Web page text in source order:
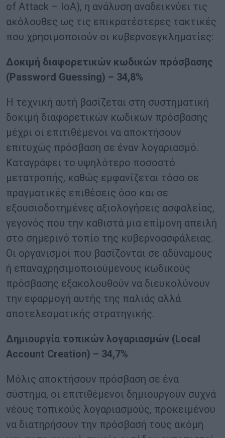
of Attack – IoA), η ανάλυση αναδεικνύει τις
ακόλουθες ως τις επικρατέστερες τακτικές
που χρησιμοποιούν οι κυβερνοεγκληματίες:
Δοκιμή διαφορετικών κωδικών πρόσβασης
(Password Guessing) – 34,8%
Η τεχνική αυτή βασίζεται στη συστηματική
δοκιμή διαφορετικών κωδικών πρόσβασης
μέχρι οι επιτιθέμενοι να αποκτήσουν
επιτυχώς πρόσβαση σε έναν λογαριασμό.
Καταγράφει το υψηλότερο ποσοστό
μετατροπής, καθώς εμφανίζεται τόσο σε
πραγματικές επιθέσεις όσο και σε
εξουσιοδοτημένες αξιολογήσεις ασφαλείας,
γεγονός που την καθιστά μια επίμονη απειλή
στο σημερινό τοπίο της κυβερνοασφάλειας.
Οι οργανισμοί που βασίζονται σε αδύναμους
ή επαναχρησιμοποιούμενους κωδικούς
πρόσβασης εξακολουθούν να διευκολύνουν
την εφαρμογή αυτής της παλιάς αλλά
αποτελεσματικής στρατηγικής.
Δημιουργία τοπικών λογαριασμών (Local
Account Creation) – 34,7%
Μόλις αποκτήσουν πρόσβαση σε ένα
σύστημα, οι επιτιθέμενοι δημιουργούν συχνά
νέους τοπικούς λογαριασμούς, προκειμένου
να διατηρήσουν την πρόσβασή τους ακόμη